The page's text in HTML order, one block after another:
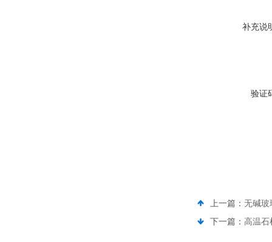
补充说
验证
上一篇： 无碱玻
下一篇： 高温石